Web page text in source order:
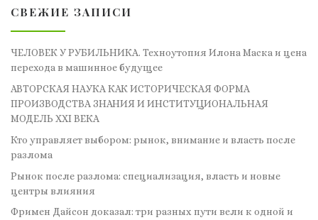
СВЕЖИЕ ЗАПИСИ
ЧЕЛОВЕК У РУБИЛЬНИКА. Техноутопия Илона Маска и цена
перехода в машинное будущее
АВТОРСКАЯ НАУКА КАК ИСТОРИЧЕСКАЯ ФОРМА
ПРОИЗВОДСТВА ЗНАНИЯ И ИНСТИТУЦИОНАЛЬНАЯ
МОДЕЛЬ XXI ВЕКА
Кто управляет выбором: рынок, внимание и власть после
разлома
Рынок после разлома: специализация, власть и новые
центры влияния
Фримен Дайсон доказал: три разных пути вели к одной и